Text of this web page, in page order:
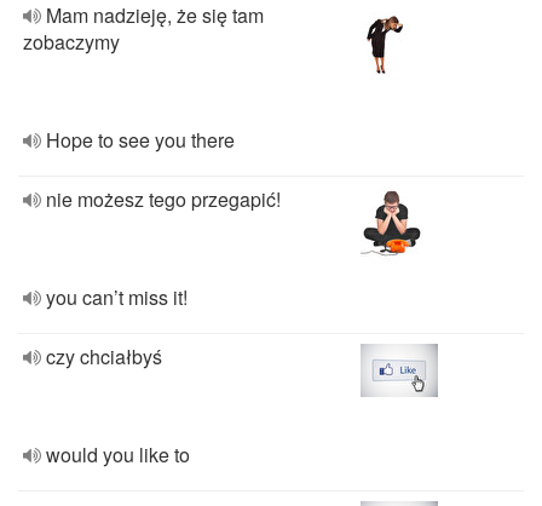
Mam nadzieję, że się tam
zobaczymy
Hope to see you there
nie możesz tego przegapić!
you can’t miss it!
czy chciałbyś
would you like to